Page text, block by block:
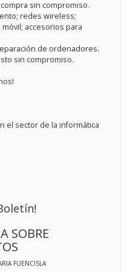
sin compromiso.
redes wireless;
accesorios para
de ordenadores.
sin compromiso.
el sector de la informática
SOBRE
FUENCISLA